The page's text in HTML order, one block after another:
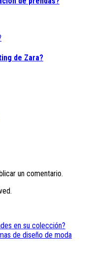
de Zara?
un comentario.
en su colección?
de diseño de moda